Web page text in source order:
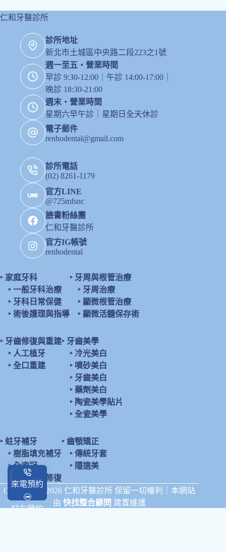
仁和牙醫診所
診所地址
新北市土城區中央路二段223之1號
週一至五・營業時間
早診 9:30-12:00｜午診 14:00-17:00｜
晚診 18:30-21:00
週末・營業時間
星期六早午診｜星期日全天休診
電子郵件
renhodental@gmail.com
診所電話
(02) 8261-1179
官方LINE
@725mfsnc
臉書粉絲團
仁和牙醫診所
官方IG帳號
renhodental
‣ 家庭牙科
‣ 一般牙科治療
‣ 牙科日常保健
‣ 術後護理與指導
‣ 牙周與根管治療
‣ 牙周治療
‣ 顯微根管治療
‣ 顯微活髓保存術
‣ 牙齒修復與重建
‣ 人工植牙
‣ 全口重建
‣ 牙齒美學
‣ 冷光美白
‣ 噴砂美白
‣ 牙齒美白
‣ 藥劑美白
‣ 陶瓷美學貼片
‣ 全瓷美學
‣ 蛀牙補牙
‣ 樹脂填充補牙
‣全瓷冠
陶瓷鑲嵌修復
‣ 齒顎矯正
‣ 傳統牙套
‣ 隱適美
Copyright © 2026 仁和牙醫診所 保留一切權利｜本網站
由快找整合顧問 建置維護
來電預約
好友預約